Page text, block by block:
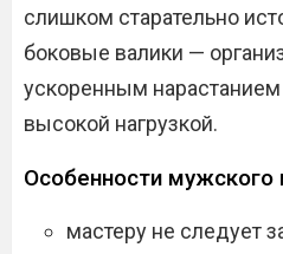
слишком старательно
боковые валики —
ускоренным
высокой нагрузкой.
Особенности
мастеру не следует